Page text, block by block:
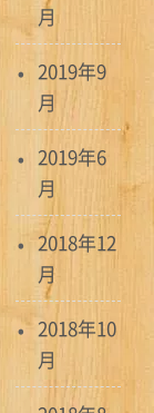
月
2019年9
月
2019年6
月
2018年12
月
2018年10
月